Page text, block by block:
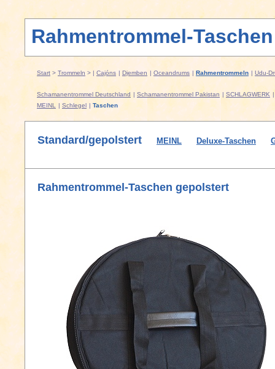
Rahmentrommel-Taschen
Start > Trommeln > | Cajóns | Djemben | Oceandrums | Rahmentrommeln | Udu-
Schamanentrommel Deutschland | Schamanentrommel Pakistan | SCHLAGWERK
MEINL
| Schlegel | Taschen
Standard/gepolstert MEINL Deluxe-Taschen
Rahmentrommel-Taschen gepolstert